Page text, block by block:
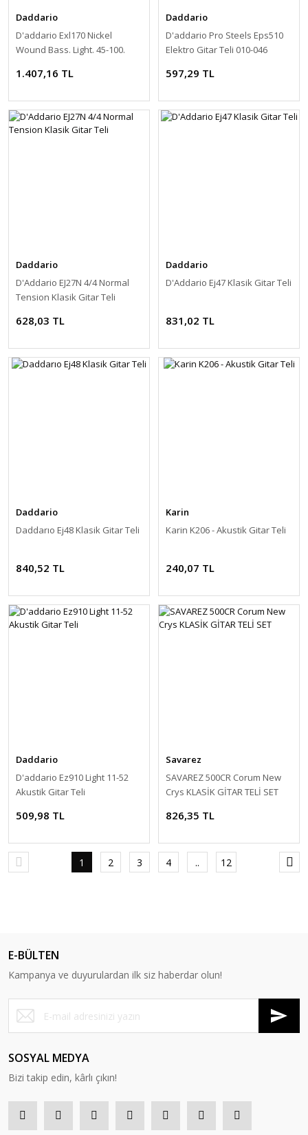
Daddario
D'addario Exl170 Nickel
Wound Bass. Light. 45-100.
1.407,16 TL
Daddario
D'addario Pro Steels Eps510
Elektro Gitar Teli 010-046
597,29 TL
Daddario
D'Addario EJ27N 4/4 Normal
Tension Klasik Gitar Teli
628,03 TL
Daddario
D'Addario Ej47 Klasik Gitar Teli
831,02 TL
Daddario
Daddarıo Ej48 Klasik Gitar Teli
840,52 TL
Karin
Karin K206 - Akustik Gitar Teli
240,07 TL
Daddario
D'addario Ez910 Light 11-52
Akustik Gitar Teli
509,98 TL
Savarez
SAVAREZ 500CR Corum New
Crys KLASİK GİTAR TELİ SET
826,35 TL
1 2 3 4 .. 12
E-BÜLTEN
Kampanya ve duyurulardan ilk siz haberdar olun!
SOSYAL MEDYA
Bizi takip edin, kârlı çıkın!